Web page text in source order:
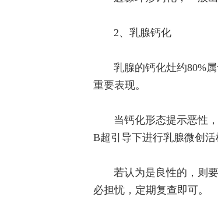
2、乳腺钙化
乳腺的钙化灶约80%
重要表现。
当钙化形态提示恶性
B超引导下进行乳腺微创活
若认为是良性的，则
必担忧，定期复查即可。